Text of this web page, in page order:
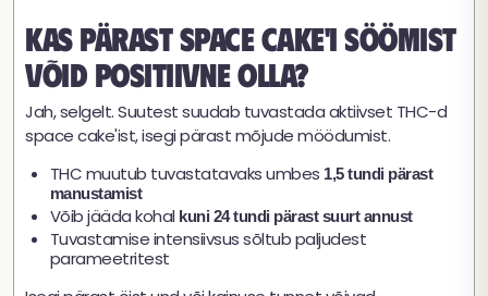
Kas pärast space cake'i söömist
võid positiivne olla?
Jah, selgelt. Suutest suudab tuvastada aktiivset THC-d
space cake'ist, isegi pärast mõjude möödumist.
THC muutub tuvastatavaks umbes 1,5 tundi pärast
manustamist
Võib jääda kohal kuni 24 tundi pärast suurt annust
Tuvastamise intensiivsus sõltub paljudest
parameetritest